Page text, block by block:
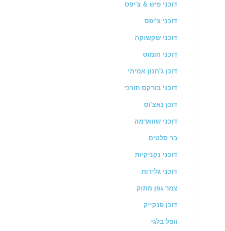
דוכני פיש & צ'יפס
דוכני צ'יפס
דוכני שקשוקה
דוכני חומוס
דוכן ג'חנון אמיתי
דוכני בורקס תורכי
דוכן נאצ'וס
דוכני שווארמה
בר סלטים
דוכני נקניקיות
דוכני גלידות
צמר גפן מתוק
דוכן פנקייק
וופל בלגי